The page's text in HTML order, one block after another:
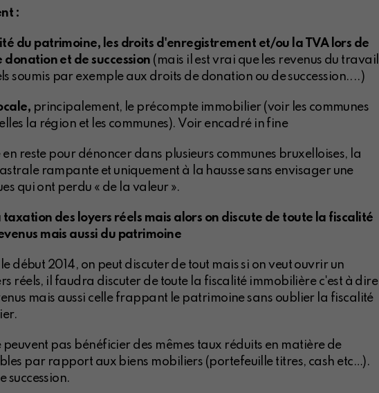
:
du patrimoine, les droits d'enregistrement et/ou la TVA lors de
donation et de succession (mais il est vrai que les revenus du travail
soumis par exemple aux droits de donation ou de succession....)
principalement, le précompte immobilier (voir les communes
la région et les communes). Voir encadré in fine
en reste pour dénoncer dans plusieurs communes bruxelloises, la
rampante et uniquement à la hausse sans envisager une
qui ont perdu « de la valeur ».
taxation des loyers réels mais alors on discute de toute la fiscalité
mais aussi du patrimoine
début 2014, on peut discuter de tout mais si on veut ouvrir un
réels, il faudra discuter de toute la fiscalité immobilière c'est à dire
mais aussi celle frappant le patrimoine sans oublier la fiscalité
pas bénéficier des mêmes taux réduits en matière de
par rapport aux biens mobiliers (portefeuille titres, cash etc…).
succession.